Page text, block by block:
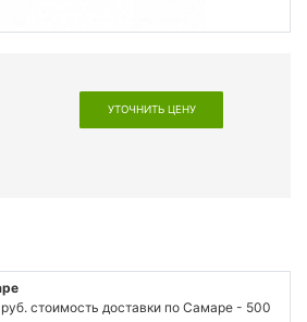
УТОЧНИТЬ ЦЕНУ
стоимость доставки по Самаре - 500